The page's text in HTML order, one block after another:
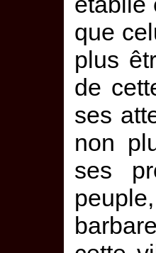
que
plus
de
ses
non
ses